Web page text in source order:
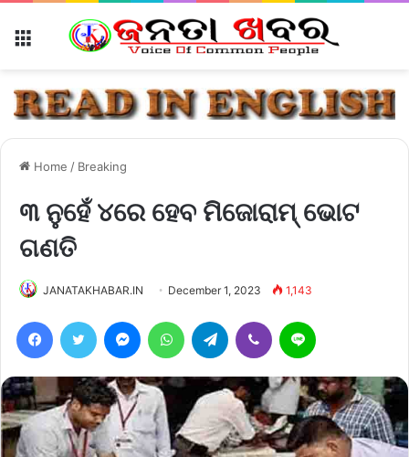
Home / Breaking
୩ ନୁହେଁ ୪ରେ ହେବ ମିଜୋରାମ୍ ଭୋଟ
ଗଣତି
JANATAKHABAR.IN December 1, 2023 1,143
FacebookTwitter MessengerWhatsAppTelegram Viber